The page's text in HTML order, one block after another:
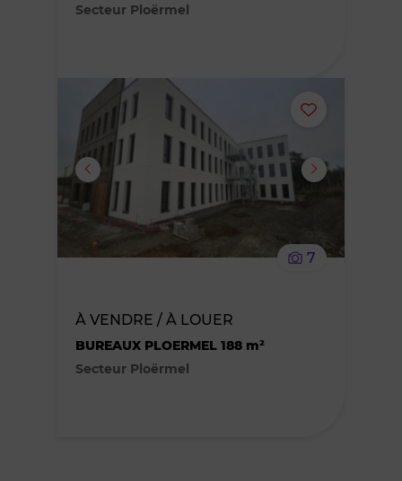
Secteur Ploërmel
Ajouter
7
À VENDRE / À LOUER
BUREAUX PLOERMEL 188 m²
Secteur Ploërmel